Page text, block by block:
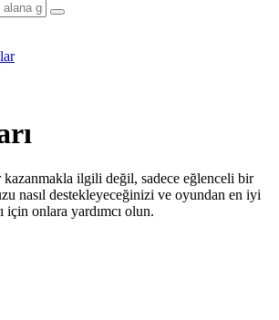
ilgili değil, sadece eğlenceli bir
nasıl destekleyeceğinizi ve oyundan en iyi
için onlara yardımcı olun.